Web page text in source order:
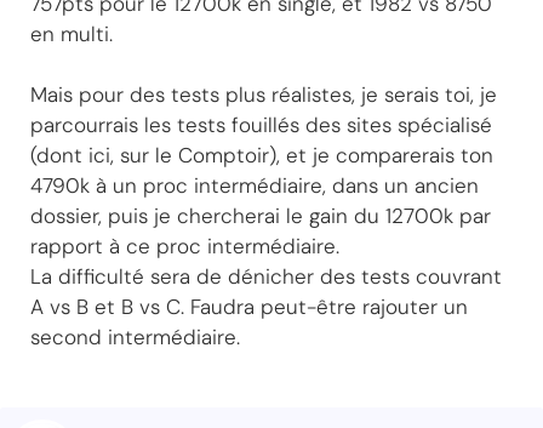
en multi.
Mais pour des tests plus réalistes, je serais toi, je
parcourrais les tests fouillés des sites spécialisé
(dont ici, sur le Comptoir), et je comparerais ton
4790k à un proc intermédiaire, dans un ancien
dossier, puis je chercherai le gain du 12700k par
rapport à ce proc intermédiaire.
La difficulté sera de dénicher des tests couvrant
A vs B et B vs C. Faudra peut-être rajouter un
second intermédiaire.